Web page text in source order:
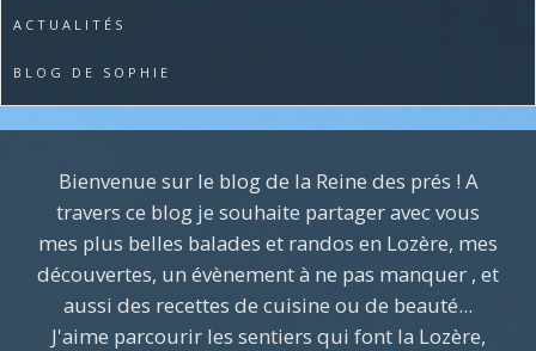
ACTUALITÉS
BLOG DE SOPHIE
Bienvenue sur le blog de la Reine des prés ! A
travers ce blog je souhaite partager avec vous
mes plus belles balades et randos en Lozère, mes
découvertes, un évènement à ne pas manquer , et
aussi des recettes de cuisine ou de beauté...
J'aime parcourir les sentiers qui font la Lozère,